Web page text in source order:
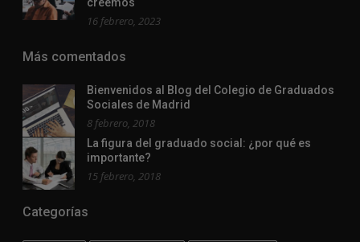
16 febrero, 2023
Más comentados
Bienvenidos al Blog del Colegio de Graduados
Sociales de Madrid
8 febrero, 2018
La figura del graduado social: ¿por qué es
importante?
15 febrero, 2018
Categorías